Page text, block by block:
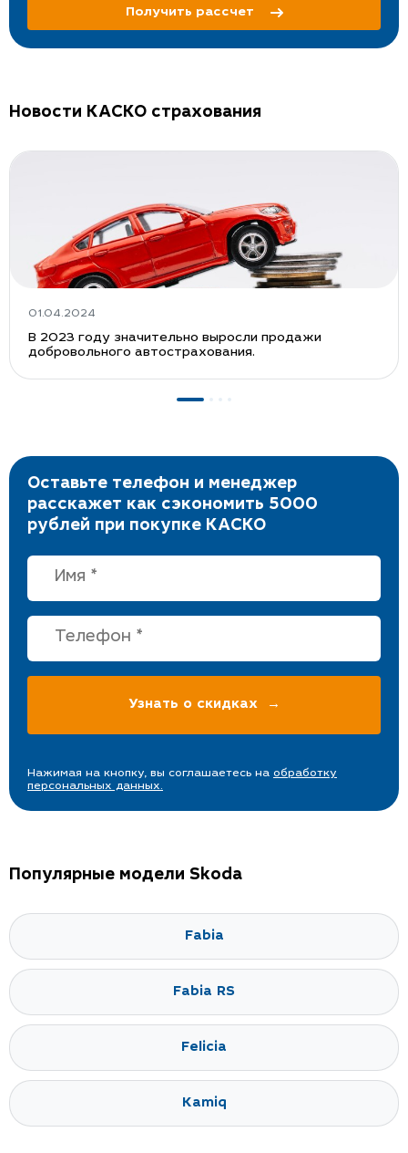
Получить рассчет
Новости КАСКО страхования
01.04.2024
В 2023 году значительно выросли продажи
добровольного автострахования.
Оставьте телефон и менеджер
расскажет как сэкономить 5000
рублей при покупке КАСКО
Нажимая на кнопку, вы соглашаетесь на обработку
персональных данных.
Популярные модели Skoda
Fabia
Fabia RS
Felicia
Kamiq